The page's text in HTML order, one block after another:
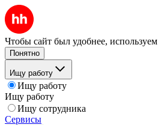
Чтобы сайт был удобнее, используем
Понятно
Ищу работу
Ищу работу
Ищу работу
Ищу сотрудника
Сервисы